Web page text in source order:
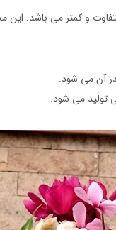
و کمتر می باشد.
آن می شود.
تولید می شود.